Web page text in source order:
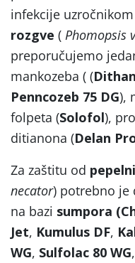
infekcije uzročnikom
rozgve ( Phomopsis
preporučujemo
mankozeba ( (
Penncozeb 75 DG),
folpeta (Solofol),
ditianona (Delan
Za zaštitu od
necator) potrebno je
na bazi sumpora
Jet, Kumulus DF,
WG, Sulfolac 80 WG,